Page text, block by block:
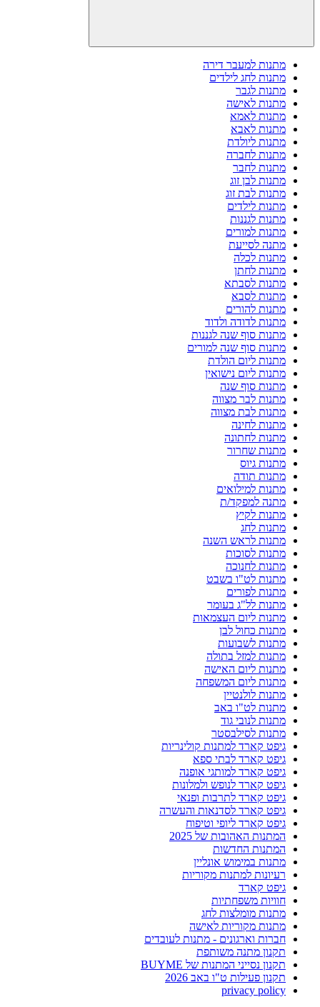
מתנות למעבר דירה
מתנות לחג לילדים
מתנות לגבר
מתנות לאישה
מתנות לאמא
מתנות לאבא
מתנות ליולדת
מתנות לחברה
מתנות לחבר
מתנות לבן זוג
מתנות לבת זוג
מתנות לילדים
מתנות לגננות
מתנות למורים
מתנה לסייעת
מתנות לכלה
מתנות לחתן
מתנות לסבתא
מתנות לסבא
מתנות להורים
מתנות לדודה ולדוד
מתנות סוף שנה לגננות
מתנות סוף שנה למורים
מתנות ליום הולדת
מתנות ליום נישואין
מתנות סוף שנה
מתנות לבר מצווה
מתנות לבת מצווה
מתנות לחינה
מתנות לחתונה
מתנות שחרור
מתנות גיוס
מתנות תודה
מתנות למילואים
מתנה למפקד/ת
מתנות לקיץ
מתנות לחג
מתנות לראש השנה
מתנות לסוכות
מתנות לחנוכה
מתנות לט"ו בשבט
מתנות לפורים
מתנות לל"ג בעומר
מתנות ליום העצמאות
מתנות כחול לבן
מתנות לשבועות
מתנות למזל בתולה
מתנות ליום האישה
מתנות ליום המשפחה
מתנות לולנטיין
מתנות לט"ו באב
מתנות לנובי גוד
מתנות לסילבסטר
גיפט קארד למתנות קולינריות
גיפט קארד לבתי ספא
גיפט קארד למותגי אופנה
גיפט קארד לנופש ולמלונות
גיפט קארד לתרבות ופנאי
גיפט קארד לסדנאות והעשרה
גיפט קארד ליופי וטיפוח
המתנות האהובות של 2025
המתנות החדשות
מתנות במימוש אונליין
רעיונות למתנות מקוריות
גיפט קארד
חוויות משפחתיות
מתנות מומלצות לחג
מתנות מקוריות לאישה
חברות וארגונים - מתנות לעובדים
תקנון מתנה משותפת
תקנון נסייני המתנות של BUYME
תקנון פעילות ט"ו באב 2026
privacy policy